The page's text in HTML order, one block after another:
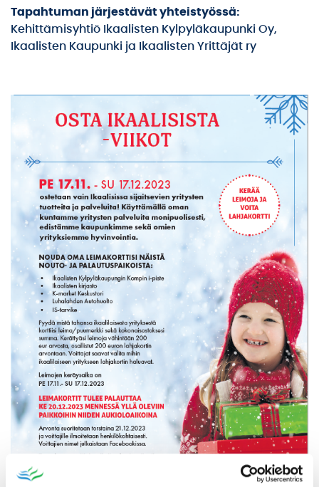
Tapahtuman järjestävät yhteistyössä:
Kehittämisyhtiö Ikaalisten Kylpyläkaupunki Oy,
Ikaalisten Kaupunki ja Ikaalisten Yrittäjät ry